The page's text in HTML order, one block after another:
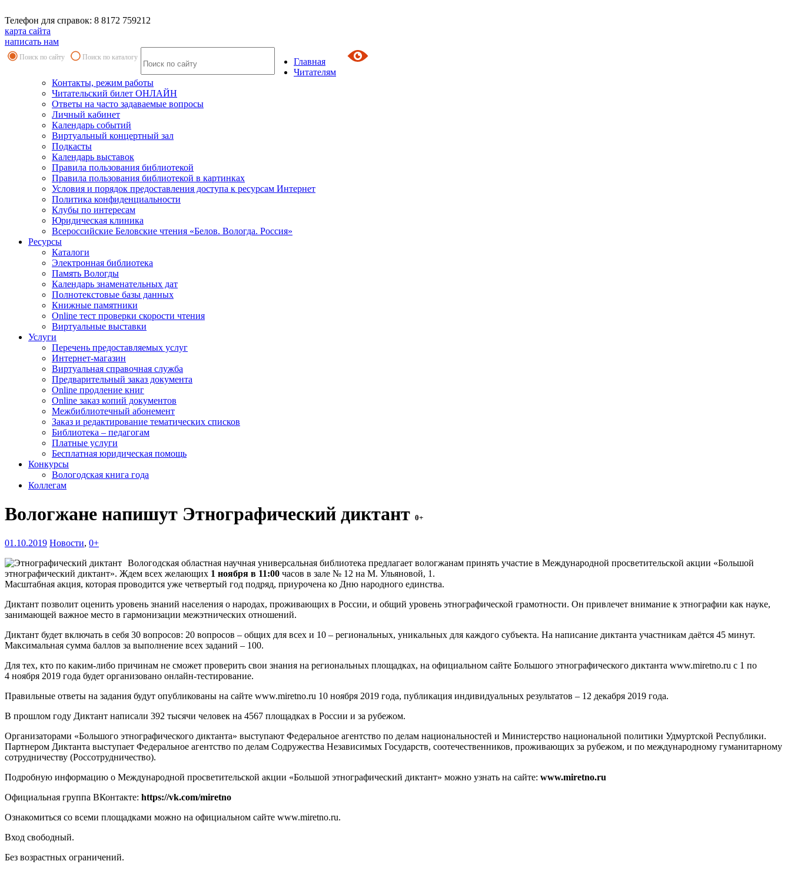
Телефон для справок: 8 8172 759212
карта сайта
написать нам
Поиск по сайту Поиск по каталогу
Главная
Читателям
Контакты, режим работы
Читательский билет ОНЛАЙН
Ответы на часто задаваемые вопросы
Личный кабинет
Календарь событий
Виртуальный концертный зал
Подкасты
Календарь выставок
Правила пользования библиотекой
Правила пользования библиотекой в картинках
Условия и порядок предоставления доступа к ресурсам Интернет
Политика конфиденциальности
Клубы по интересам
Юридическая клиника
Всероссийские Беловские чтения «Белов. Вологда. Россия»
Ресурсы
Каталоги
Электронная библиотека
Память Вологды
Календарь знаменательных дат
Полнотекстовые базы данных
Книжные памятники
Online тест проверки скорости чтения
Виртуальные выставки
Услуги
Перечень предоставляемых услуг
Интернет-магазин
Виртуальная справочная служба
Предварительный заказ документа
Online продление книг
Online заказ копий документов
Межбиблиотечный абонемент
Заказ и редактирование тематических списков
Библиотека – педагогам
Платные услуги
Бесплатная юридическая помощь
Конкурсы
Вологодская книга года
Коллегам
Вологжане напишут Этнографический диктант 0+
01.10.2019 Новости, 0+
Вологодская областная научная универсальная библиотека предлагает вологжанам принять участие в Международной просветительской акции «Большой
этнографический диктант». Ждем всех желающих 1 ноября в 11:00 часов в зале № 12 на М. Ульяновой, 1.
Масштабная акция, которая проводится уже четвертый год подряд, приурочена ко Дню народного единства.
Диктант позволит оценить уровень знаний населения о народах, проживающих в России, и общий уровень этнографической грамотности. Он привлечет внимание к этнографии как науке,
занимающей важное место в гармонизации межэтнических отношений.
Диктант будет включать в себя 30 вопросов: 20 вопросов – общих для всех и 10 – региональных, уникальных для каждого субъекта. На написание диктанта участникам даётся 45 минут.
Максимальная сумма баллов за выполнение всех заданий – 100.
Для тех, кто по каким-либо причинам не сможет проверить свои знания на региональных площадках, на официальном сайте Большого этнографического диктанта www.miretno.ru с 1 по
4 ноября 2019 года будет организовано онлайн-тестирование.
Правильные ответы на задания будут опубликованы на сайте www.miretno.ru 10 ноября 2019 года, публикация индивидуальных результатов – 12 декабря 2019 года.
В прошлом году Диктант написали 392 тысячи человек на 4567 площадках в России и за рубежом.
Организаторами «Большого этнографического диктанта» выступают Федеральное агентство по делам национальностей и Министерство национальной политики Удмуртской Республики.
Партнером Диктанта выступает Федеральное агентство по делам Содружества Независимых Государств, соотечественников, проживающих за рубежом, и по международному гуманитарному
сотрудничеству (Россотрудничество).
Подробную информацию о Международной просветительской акции «Большой этнографический диктант» можно узнать на сайте: www.miretno.ru
Официальная группа ВКонтакте: https://vk.com/miretno
Ознакомиться со всеми площадками можно на официальном сайте www.miretno.ru.
Вход свободный.
Без возрастных ограничений.